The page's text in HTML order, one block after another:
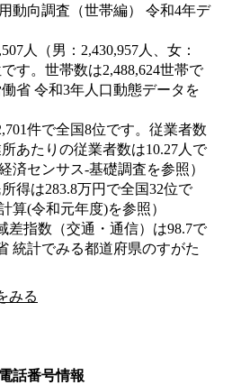
動向調査（世帯編） 令和4年デ
人（男：2,430,957人、女：
す。世帯数は2,488,624世帯で
省 令和3年人口動態データを
件で全国8位です。従業者数
あたりの従業者数は10.27人で
済センサス‐基礎調査を参照）
得は283.8万円で全国32位で
算(令和元年度)を参照）
差指数（交通・通信）は98.7で
統計でみる都道府県のすがた
みる
話番号情報